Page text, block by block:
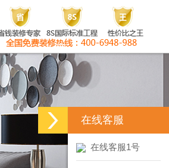
在线客服
在线客服1号